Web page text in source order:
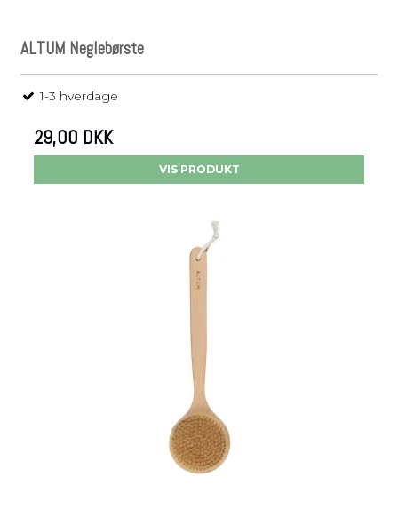
ALTUM Neglebørste
1-3 hverdage
29,00 DKK
VIS PRODUKT